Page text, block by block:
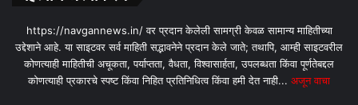
https://navgannews.in/ वर प्रदान केलेली सामग्री केवळ सामान्य माहितीच्या
उद्देशाने आहे. या साइटवर सर्व माहिती सद्भावनेने प्रदान केले जाते; तथापि, आम्ही साइटवरील
कोणत्याही माहितीची अचूकता, पर्याप्तता, वैधता, विश्वासार्हता, उपलब्धता किंवा पूर्णतेबद्दल
कोणत्याही प्रकारचे स्पष्ट किंवा निहित प्रतिनिधित्व किंवा हमी देत ​​नाही... अजून वाचा